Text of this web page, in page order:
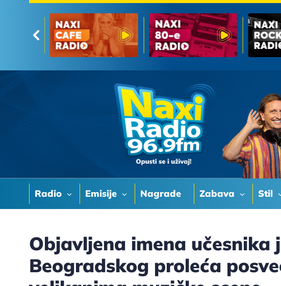
Radio Emisije Nagrade Zabava Stil
Objavljena imena učesnika
Beogradskog proleća